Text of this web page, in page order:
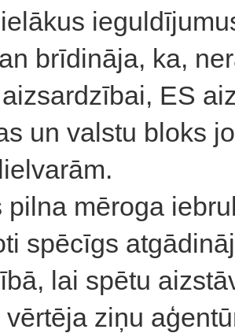
brīdināja, ka,
ES
un valstu bloks
pilna mēroga
spēcīgs
lai spētu
ziņu